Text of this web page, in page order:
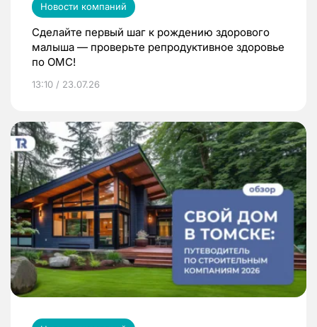
Новости компаний
Сделайте первый шаг к рождению здорового
малыша — проверьте репродуктивное здоровье
по ОМС!
13:10 / 23.07.26